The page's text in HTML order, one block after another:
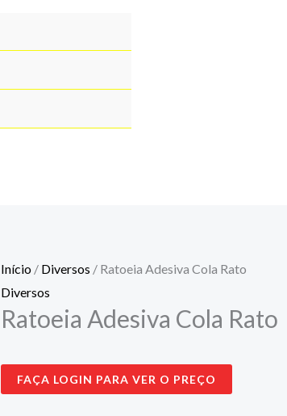
Início / Diversos / Ratoeia Adesiva Cola Rato
Diversos
Ratoeia Adesiva Cola Rato
FAÇA LOGIN PARA VER O PREÇO